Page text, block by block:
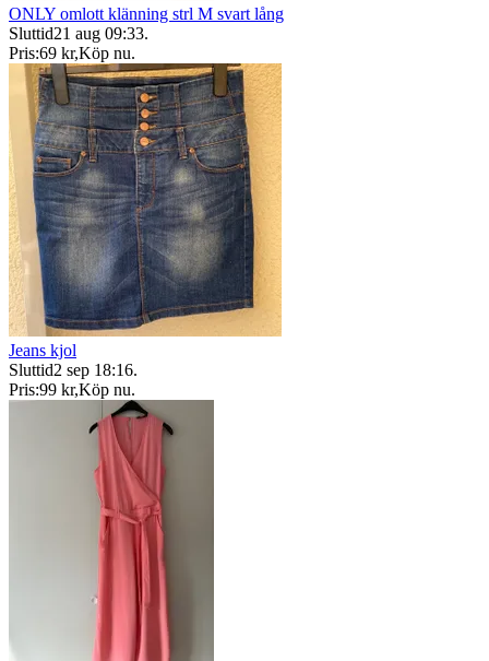
ONLY omlott klänning strl M svart lång
Sluttid21 aug 09:33.
Pris:69 kr,Köp nu.
Jeans kjol
Sluttid2 sep 18:16.
Pris:99 kr,Köp nu.